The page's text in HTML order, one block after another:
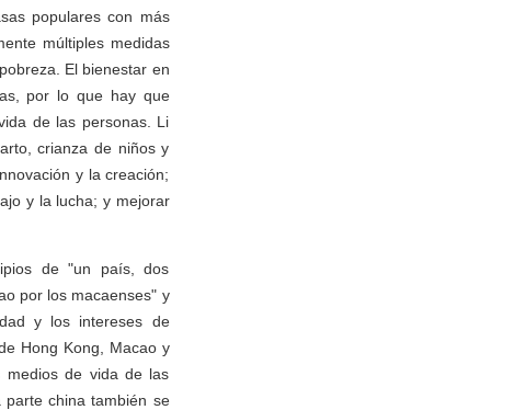
populares con más
múltiples medidas
El bienestar en
por lo que hay que
de las personas. Li
crianza de niños y
y la creación;
y la lucha; y mejorar
de "un país, dos
por los macaenses" y
y los intereses de
Hong Kong, Macao y
medios de vida de las
china también se